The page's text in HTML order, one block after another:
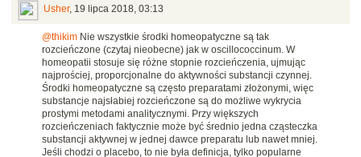
Usher, 19 lipca 2018, 03:13
@thikim Nie wszystkie środki homeopatyczne są tak
rozcieńczone (czytaj nieobecne) jak w oscillococcinum. W
homeopatii stosuje się różne stopnie rozcieńczenia, ujmując
najprościej, proporcjonalne do aktywności substancji czynnej.
Środki homeopatyczne są często preparatami złożonymi, więc
substancje najsłabiej rozcieńczone są do możliwe wykrycia
prostymi metodami analitycznymi. Przy większych
rozcieńczeniach faktycznie może być średnio jedna cząsteczka
substancji aktywnej w jednej dawce preparatu lub nawet mniej.
Jeśli chodzi o placebo, to nie była definicja, tylko popularne